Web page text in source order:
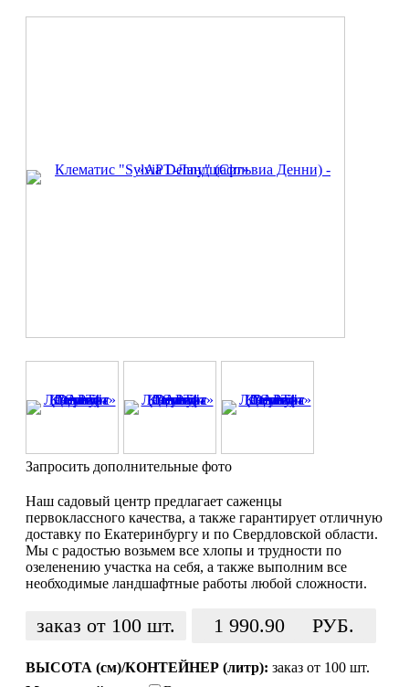
Запросить дополнительные фото
Наш садовый центр предлагает саженцы
первоклассного качества, а также гарантирует отличную
доставку по Екатеринбургу и по Свердловской области.
Мы с радостью возьмем все хлопы и трудности по
озеленению участка на себя, а также выполним все
необходимые ландшафтные работы любой сложности.
заказ от 100 шт. 1 990.90 РУБ.
ВЫСОТА (см)/КОНТЕЙНЕР (литр): заказ от 100 шт.